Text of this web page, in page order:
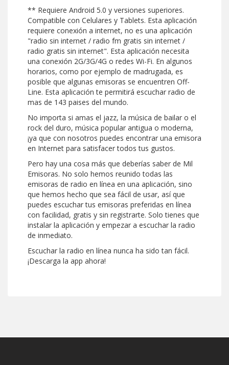
** Requiere Android 5.0 y versiones superiores.
Compatible con Celulares y Tablets. Esta aplicación
requiere conexión a internet, no es una aplicación
"radio sin internet / radio fm gratis sin internet /
radio gratis sin internet". Esta aplicación necesita
una conexión 2G/3G/4G o redes Wi-Fi. En algunos
horarios, como por ejemplo de madrugada, es
posible que algunas emisoras se encuentren Off-
Line. Esta aplicación te permitirá escuchar radio de
mas de 143 paises del mundo.
No importa si amas el jazz, la música de bailar o el
rock del duro, música popular antigua o moderna,
¡ya que con nosotros puedes encontrar una emisora
en Internet para satisfacer todos tus gustos.
Pero hay una cosa más que deberías saber de Mil
Emisoras. No solo hemos reunido todas las
emisoras de radio en línea en una aplicación, sino
que hemos hecho que sea fácil de usar, así que
puedes escuchar tus emisoras preferidas en línea
con facilidad, gratis y sin registrarte. Solo tienes que
instalar la aplicación y empezar a escuchar la radio
de inmediato.
Escuchar la radio en línea nunca ha sido tan fácil.
¡Descarga la app ahora!